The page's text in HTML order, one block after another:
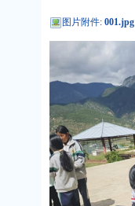
图片附件:001.jpg